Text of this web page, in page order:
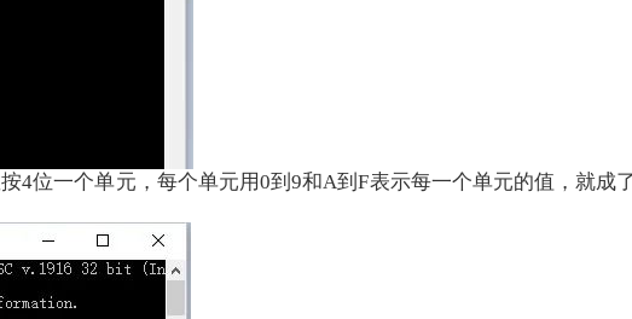
位一个单元，每个单元用0到9和A到F表示每一个单元的值，就成